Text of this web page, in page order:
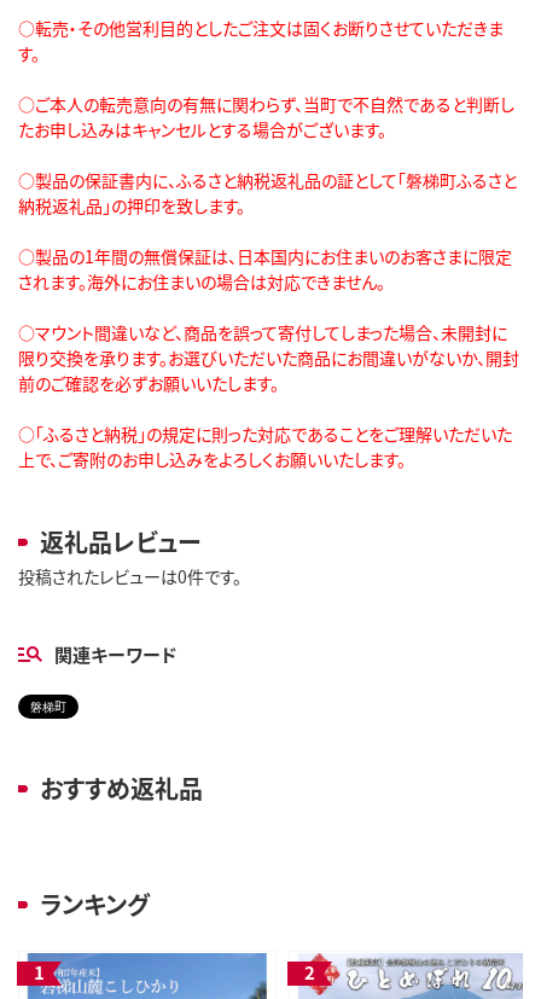
○転売・その他営利目的としたご注文は固くお断りさせていただきま
す。
○ご本人の転売意向の有無に関わらず、当町で不自然であると判断し
たお申し込みはキャンセルとする場合がございます。
○製品の保証書内に、ふるさと納税返礼品の証として「磐梯町ふるさと
納税返礼品」の押印を致します。
○製品の1年間の無償保証は、日本国内にお住まいのお客さまに限定
されます。海外にお住まいの場合は対応できません。
○マウント間違いなど、商品を誤って寄付してしまった場合、未開封に
限り交換を承ります。お選びいただいた商品にお間違いがないか、開封
前のご確認を必ずお願いいたします。
○「ふるさと納税」の規定に則った対応であることをご理解いただいた
上で、ご寄附のお申し込みをよろしくお願いいたします。
返礼品レビュー
投稿されたレビューは0件です。
関連キーワード
磐梯町
おすすめ返礼品
ランキング